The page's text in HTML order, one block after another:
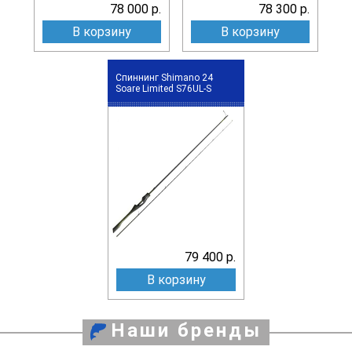
78 000 р.
В корзину
78 300 р.
В корзину
Спиннинг Shimano 24
Soare Limited S76UL-S
79 400 р.
В корзину
Наши бренды